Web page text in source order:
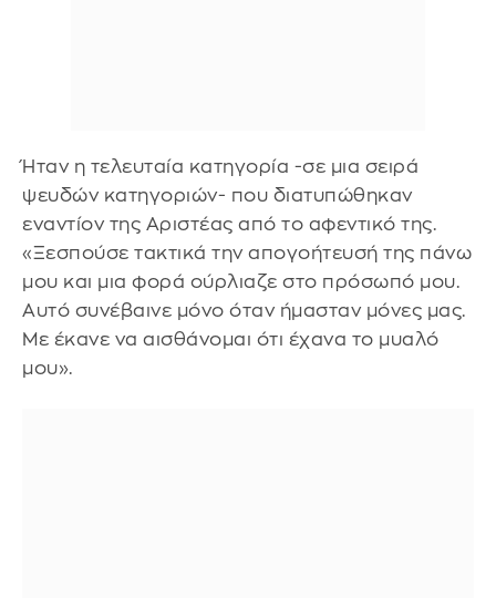
Ήταν η τελευταία κατηγορία -σε μια σειρά
ψευδών κατηγοριών- που διατυπώθηκαν
εναντίον της Αριστέας από το αφεντικό της.
«Ξεσπούσε τακτικά την απογοήτευσή της πάνω
μου και μια φορά ούρλιαζε στο πρόσωπό μου.
Αυτό συνέβαινε μόνο όταν ήμασταν μόνες μας.
Με έκανε να αισθάνομαι ότι έχανα το μυαλό
μου».